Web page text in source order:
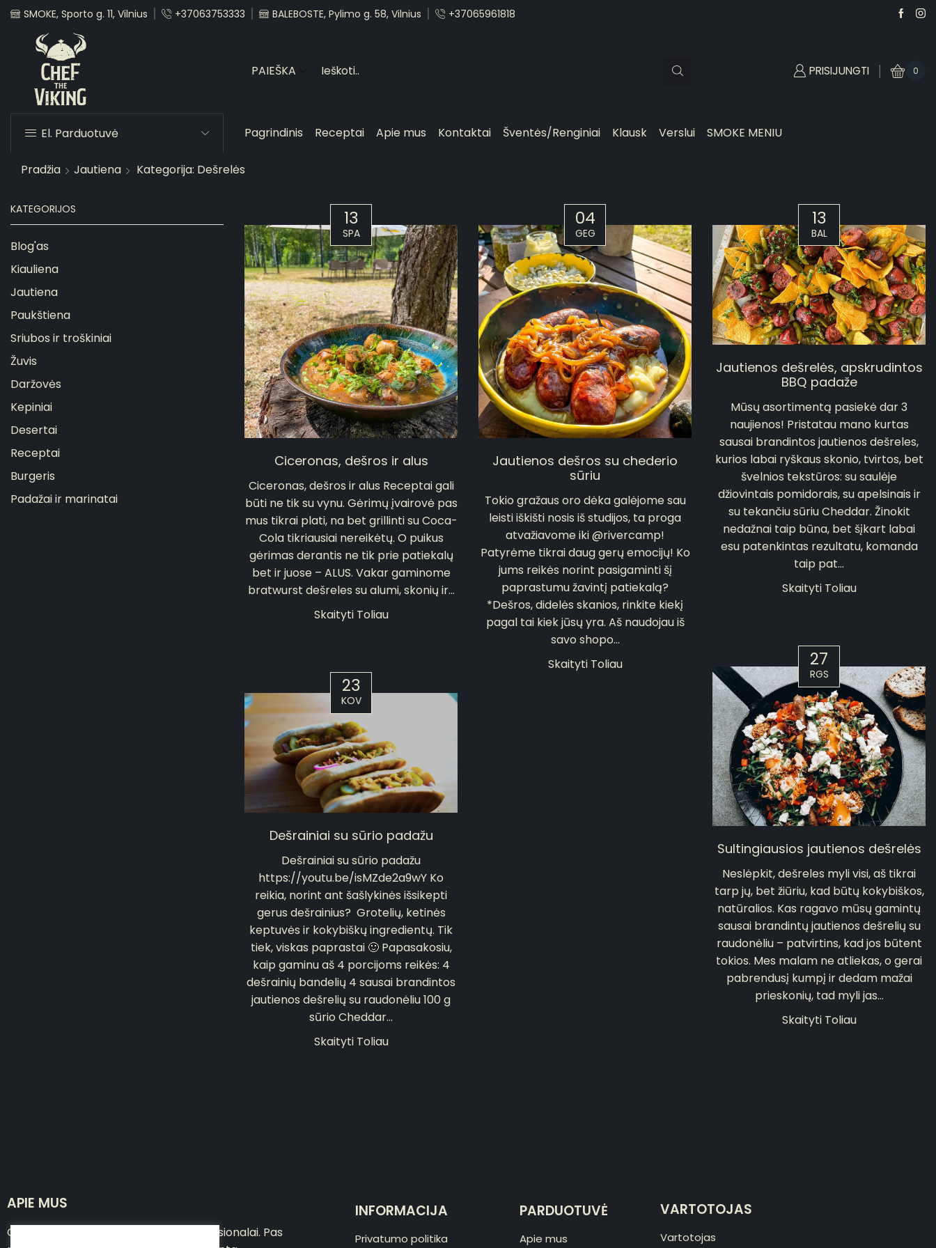
SMOKE, Sporto g. 11, Vilnius +37063753333 BALEBOSTE, Pylimo g. 58, Vilnius +37065961818
PAIEŠKA PRISIJUNGTI 0
El. Parduotuvė Pagrindinis Receptai Apie mus Kontaktai Šventės/Renginiai Klausk Verslui SMOKE MENIU
Pradžia Jautiena Kategorija: Dešrelės
13
SPA
Ciceronas, dešros ir alus
Ciceronas, dešros ir alus Receptai gali
būti ne tik su vynu. Gėrimų įvairovė pas
mus tikrai plati, na bet grillinti su Coca-
Cola tikriausiai nereikėtų. O puikus
gėrimas derantis ne tik prie patiekalų
bet ir juose – ALUS. Vakar gaminome
bratwurst dešreles su alumi, skonių ir...
Skaityti Toliau
04
GEG
Jautienos dešros su chederio
sūriu
Tokio gražaus oro dėka galėjome sau
leisti iškišti nosis iš studijos, ta proga
atvažiavome iki @rivercamp!
Patyrėme tikrai daug gerų emocijų! Ko
jums reikės norint pasigaminti šį
paprastumu žavintį patiekalą?
*Dešros, didelės skanios, rinkite kiekį
pagal tai kiek jūsų yra. Aš naudojau iš
savo shopo...
Skaityti Toliau
13
BAL
Jautienos dešrelės, apskrudintos
BBQ padaže
Mūsų asortimentą pasiekė dar 3
naujienos! Pristatau mano kurtas
sausai brandintos jautienos dešreles,
kurios labai ryškaus skonio, tvirtos, bet
švelnios tekstūros: su saulėje
džiovintais pomidorais, su apelsinais ir
su tekančiu sūriu Cheddar. Žinokit
nedažnai taip būna, bet šįkart labai
esu patenkintas rezultatu, komanda
taip pat...
Skaityti Toliau
27
RGS
Sultingiausios jautienos dešrelės
Neslėpkit, dešreles myli visi, aš tikrai
tarp jų, bet žiūriu, kad būtų kokybiškos,
natūralios. Kas ragavo mūsų gamintų
sausai brandintų jautienos dešrelių su
raudonėliu – patvirtins, kad jos būtent
tokios. Mes malam ne atliekas, o gerai
pabrendusį kumpį ir dedam mažai
prieskonių, tad myli jas...
Skaityti Toliau
23
KOV
Dešrainiai su sūrio padažu
Dešrainiai su sūrio padažu
https://youtu.be/isMZde2a9wY Ko
reikia, norint ant šašlykinės išsikepti
gerus dešrainius? Grotelių, ketinės
keptuvės ir kokybiškų ingredientų. Tik
tiek, viskas paprastai 🙂 Papasakosiu,
kaip gaminu aš 4 porcijoms reikės: 4
dešrainių bandelių 4 sausai brandintos
jautienos dešrelių su raudonėliu 100 g
sūrio Cheddar...
Skaityti Toliau
KATEGORIJOS
Blog'as
Kiauliena
Jautiena
Paukštiena
Sriubos ir troškiniai
Žuvis
Daržovės
Kepiniai
Desertai
Receptai
Burgeris
Padažai ir marinatai
APIE MUS
Chef the viking – mėsos ir ugnies profesionalai. Pas
INFORMACIJA
Privatumo politika
PARDUOTUVĖ
Apie mus
VARTOTOJAS
Vartotojas